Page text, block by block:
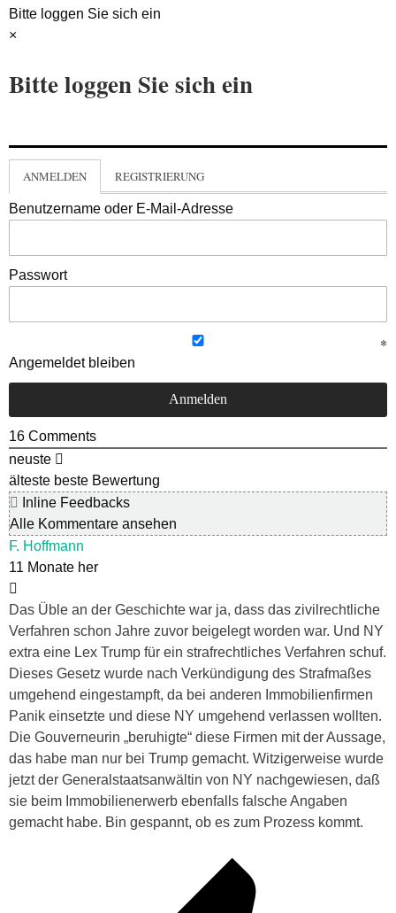
Bitte loggen Sie sich ein
×
Bitte loggen Sie sich ein
ANMELDEN REGISTRIERUNG
Benutzername oder E-Mail-Adresse
Passwort
Angemeldet bleiben
16 Comments
neuste
älteste beste Bewertung
Inline Feedbacks
Alle Kommentare ansehen
F. Hoffmann
11 Monate her
Das Üble an der Geschichte war ja, dass das zivilrechtliche
Verfahren schon Jahre zuvor beigelegt worden war. Und NY
extra eine Lex Trump für ein strafrechtliches Verfahren schuf.
Dieses Gesetz wurde nach Verkündigung des Strafmaßes
umgehend eingestampft, da bei anderen Immobilienfirmen
Panik einsetzte und diese NY umgehend verlassen wollten.
Die Gouverneurin „beruhigte“ diese Firmen mit der Aussage,
das habe man nur bei Trump gemacht. Witzigerweise wurde
jetzt der Generalstaatsanwältin von NY nachgewiesen, daß
sie beim Immobilienerwerb ebenfalls falsche Angaben
gemacht habe. Bin gespannt, ob es zum Prozess kommt.